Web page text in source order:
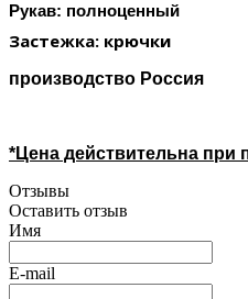
Рукав: полноценный
Застежка: крючки
производство Россия
*Цена действительна при
Отзывы
Оставить отзыв
Имя
E-mail